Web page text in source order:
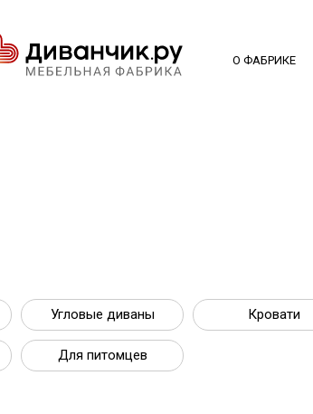
О ФАБРИКЕ
Угловые диваны Кровати
Для питомцев